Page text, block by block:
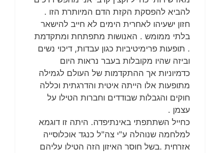
להביא להפסקת הקזת הדם המיותרת הזו .
חזון ישעיהו לאחרית הימים לא חייב להישאר
בלתי ממומש . האנושות מתפתחת ומתקדמת
. תופעות פרימיטיביות כגון עבדות, דיכוי נשים
וביזה שהיו מקובלות בעבר נראות היום
כדמיוניות אך ההתקדמות של העולם לגמילה
מתופעות אלו הייתה איטית והדרגתית וכללה
חוקים והגבלות שבודדים וחברות הטילו על
עצמן .
כחייל השתתפתי באינתיפדה. היתה זו דוגמא
למלחמה שנוהלה ע"י צה"ל כנגד אוכלוסייה
אזרחית .בשל חוסר האיזון הזה הטילו עליהם